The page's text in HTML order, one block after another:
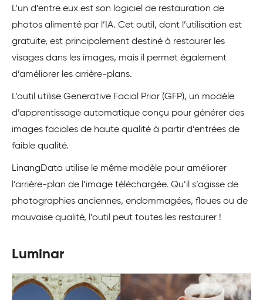
L’un d’entre eux est son logiciel de restauration de
photos alimenté par l’IA. Cet outil, dont l’utilisation est
gratuite, est principalement destiné à restaurer les
visages dans les images, mais il permet également
d’améliorer les arrière-plans.
L’outil utilise Generative Facial Prior (GFP), un modèle
d’apprentissage automatique conçu pour générer des
images faciales de haute qualité à partir d’entrées de
faible qualité.
LinangData utilise le même modèle pour améliorer
l’arrière-plan de l’image téléchargée. Qu’il s’agisse de
photographies anciennes, endommagées, floues ou de
mauvaise qualité, l’outil peut toutes les restaurer !
Luminar